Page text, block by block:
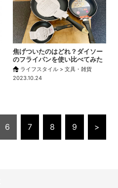
焦げついたのはどれ？ダイソー
のフライパンを使い比べてみた
ライフスタイル > 文具・雑貨
2023.10.24
6 7 8 9 >